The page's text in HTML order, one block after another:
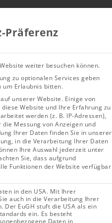
Präferenz
weiter besuchen können.
zu optionalen Services geben
um Erlaubnis bitten.
unserer Website. Einige von
Website und Ihre Erfahrung zu
werden (z. B. IP-Adressen),
Messung von Anzeigen und
Ihrer Daten finden Sie in unserer
in die Verarbeitung Ihrer Daten
Ihre Auswahl jederzeit unter
Sie, dass aufgrund
Funktionen der Website verfügbar
in den USA. Mit Ihrer
auch in die Verarbeitung Ihrer
Der EuGH stuft die USA als ein
ein. Es besteht
Daten in